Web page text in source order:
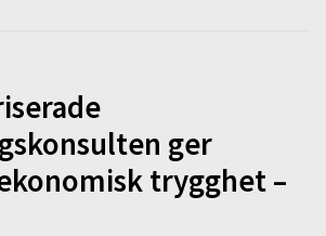
ger
trygghet –